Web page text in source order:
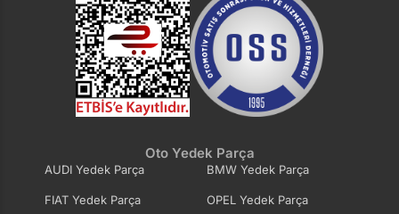
Oto Yedek Parça
AUDI Yedek Parça BMW Yedek Parça
FIAT Yedek Parça OPEL Yedek Parça